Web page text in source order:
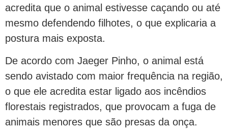
acredita que o animal estivesse caçando ou até
mesmo defendendo filhotes, o que explicaria a
postura mais exposta.
De acordo com Jaeger Pinho, o animal está
sendo avistado com maior frequência na região,
o que ele acredita estar ligado aos incêndios
florestais registrados, que provocam a fuga de
animais menores que são presas da onça.